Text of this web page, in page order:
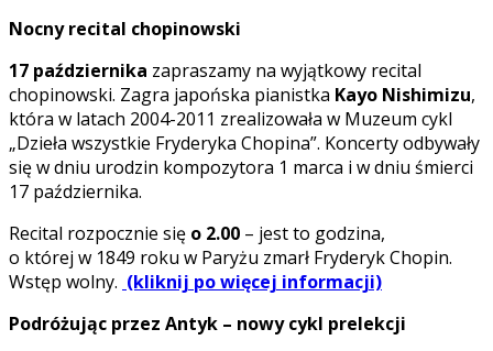
Nocny recital chopinowski
17 października zapraszamy na wyjątkowy recital
chopinowski. Zagra japońska pianistka Kayo Nishimizu,
która w latach 2004-2011 zrealizowała w Muzeum cykl
„Dzieła wszystkie Fryderyka Chopina”. Koncerty odbywały
się w dniu urodzin kompozytora 1 marca i w dniu śmierci
17 października.
Recital rozpocznie się o 2.00 – jest to godzina,
o której w 1849 roku w Paryżu zmarł Fryderyk Chopin.
Wstęp wolny. (kliknij po więcej informacji)
Podróżując przez Antyk – nowy cykl prelekcji